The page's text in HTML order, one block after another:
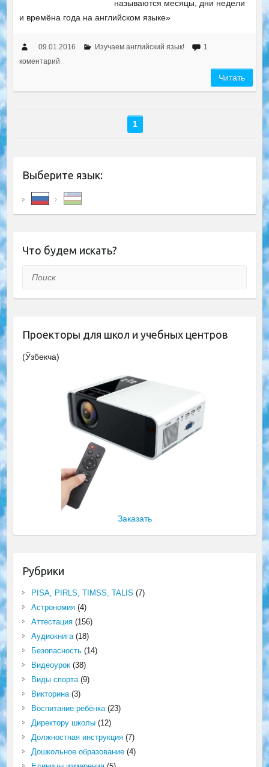
называются месяцы, дни недели
и времёна года на английском языке»
09.01.2016 Изучаем английский язык!
1
коментарий
Читать
1
Выберите язык:
Что будем искать?
Поиск
Проекторы для школ и учебных центров
(Ўзбекча)
Заказать
Рубрики
PISA, PIRLS, TIMSS, TALIS (7)
Астрономия(4)
Аттестация(156)
Аудиокнига(18)
Безопасность(14)
Видеоурок(38)
Виды спорта(9)
Викторина(3)
Воспитание ребёнка(23)
Директору школы(12)
Должностная инструкция(7)
Дошкольное образование(4)